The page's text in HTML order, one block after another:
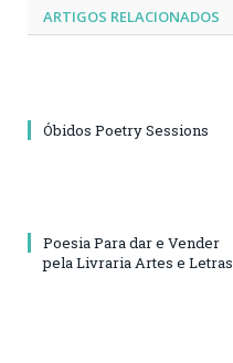
ARTIGOS RELACIONADOS
Óbidos Poetry Sessions
Poesia Para dar e Vender
pela Livraria Artes e Letras